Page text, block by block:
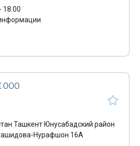
18:00
ООО
Ташкент Юнусабадский район
Нурафшон 16А